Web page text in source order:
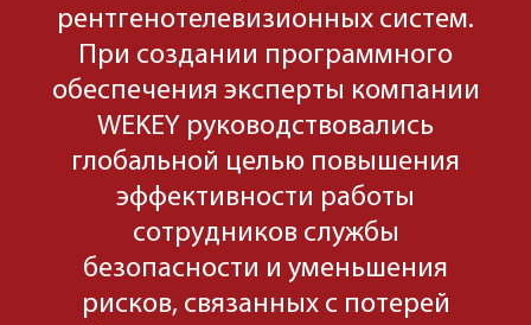
рентгенотелевизионных систем.
При создании программного
обеспечения эксперты компании
WEKEY руководствовались
глобальной целью повышения
эффективности работы
сотрудников службы
безопасности и уменьшения
рисков, связанных с потерей